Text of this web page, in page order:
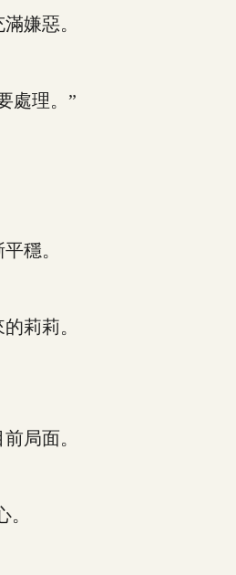
嫌惡。
處理。”
穩。
莉莉。
局面。